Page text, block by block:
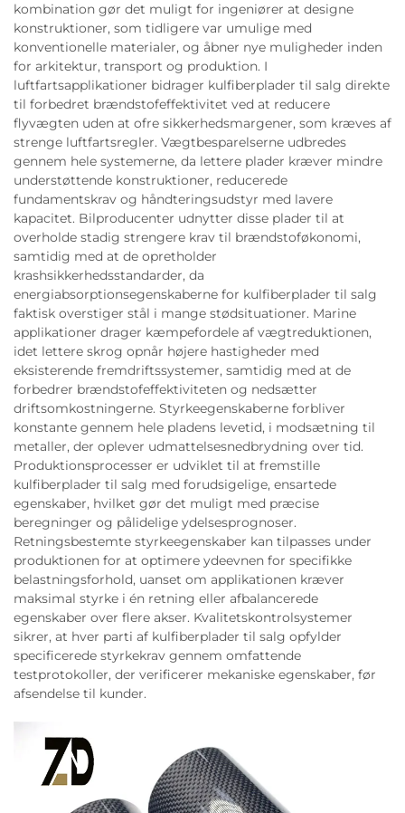
kombination gør det muligt for ingeniører at designe
konstruktioner, som tidligere var umulige med
konventionelle materialer, og åbner nye muligheder inden
for arkitektur, transport og produktion. I
luftfartsapplikationer bidrager kulfiberplader til salg direkte
til forbedret brændstofeffektivitet ved at reducere
flyvægten uden at ofre sikkerhedsmargener, som kræves af
strenge luftfartsregler. Vægtbesparelserne udbredes
gennem hele systemerne, da lettere plader kræver mindre
understøttende konstruktioner, reducerede
fundamentskrav og håndteringsudstyr med lavere
kapacitet. Bilproducenter udnytter disse plader til at
overholde stadig strengere krav til brændstoføkonomi,
samtidig med at de opretholder
krashsikkerhedsstandarder, da
energiabsorptionsegenskaberne for kulfiberplader til salg
faktisk overstiger stål i mange stødsituationer. Marine
applikationer drager kæmpefordele af vægtreduktionen,
idet lettere skrog opnår højere hastigheder med
eksisterende fremdriftssystemer, samtidig med at de
forbedrer brændstofeffektiviteten og nedsætter
driftsomkostningerne. Styrkeegenskaberne forbliver
konstante gennem hele pladens levetid, i modsætning til
metaller, der oplever udmattelsesnedbrydning over tid.
Produktionsprocesser er udviklet til at fremstille
kulfiberplader til salg med forudsigelige, ensartede
egenskaber, hvilket gør det muligt med præcise
beregninger og pålidelige ydelsesprognoser.
Retningsbestemte styrkeegenskaber kan tilpasses under
produktionen for at optimere ydeevnen for specifikke
belastningsforhold, uanset om applikationen kræver
maksimal styrke i én retning eller afbalancerede
egenskaber over flere akser. Kvalitetskontrolsystemer
sikrer, at hver parti af kulfiberplader til salg opfylder
specificerede styrkekrav gennem omfattende
testprotokoller, der verificerer mekaniske egenskaber, før
afsendelse til kunder.